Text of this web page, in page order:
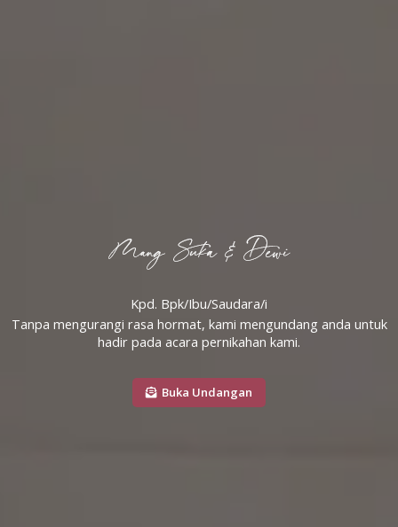
Mang Suka & Dewi
Kpd. Bpk/Ibu/Saudara/i
Tanpa mengurangi rasa hormat, kami mengundang anda untuk
hadir pada acara pernikahan kami.
Buka Undangan